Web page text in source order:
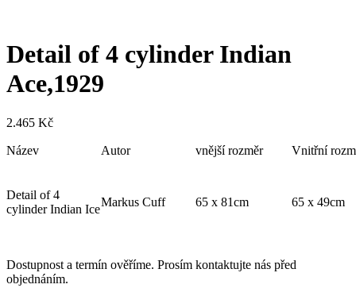
Detail of 4 cylinder Indian
Ace,1929
2.465 Kč
Název Autor vnější rozměr Vnitřní
Detail of 4
cylinder Indian Ice
Markus Cuff 65 x 81cm 65 x 49cm
Dostupnost a termín ověříme. Prosím kontaktujte nás před
objednáním.